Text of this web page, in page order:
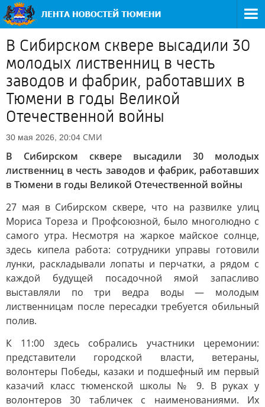
В Сибирском сквере высадили 30
молодых лиственниц в честь
заводов и фабрик, работавших в
Тюмени в годы Великой
Отечественной войны
30 мая 2026, 20:04 СМИ
В Сибирском сквере высадили 30 молодых
лиственниц в честь заводов и фабрик, работавших
в Тюмени в годы Великой Отечественной войны
27 мая в Сибирском сквере, что на развилке улиц
Мориса Тореза и Профсоюзной, было многолюдно с
самого утра. Несмотря на жаркое майское солнце,
здесь кипела работа: сотрудники управы готовили
лунки, раскладывали лопаты и перчатки, а рядом с
каждой будущей посадочной ямой запасливо
выставляли по три ведра воды — молодым
лиственницам после пересадки требуется обильный
полив.
К 11:00 здесь собрались участники церемонии:
представители городской власти, ветераны,
волонтеры Победы, казаки и подшефный им первый
казачий класс тюменской школы № 9. В руках у
волонтеров 30 табличек с наименованиями. Их